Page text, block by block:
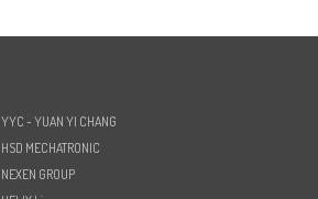
YYC - YUAN YI CHANG
HSD MECHATRONIC
NEXEN GROUP